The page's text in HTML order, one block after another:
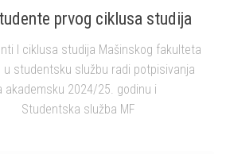
prvog ciklusa studija
I ciklusa studija Mašinskog fakulteta
studentsku službu radi potpisivanja
akademsku 2024/25. godinu i
Studentska služba MF